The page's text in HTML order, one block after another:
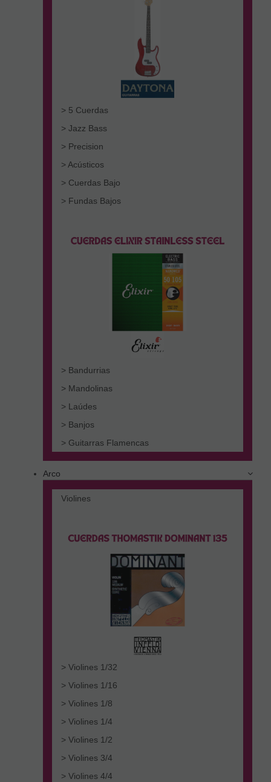
> 5 Cuerdas
> Jazz Bass
> Precision
> Acústicos
> Cuerdas Bajo
> Fundas Bajos
> Bandurrias
> Mandolinas
> Laúdes
> Banjos
> Guitarras Flamencas
Arco
Violines
> Violines 1/32
> Violines 1/16
> Violines 1/8
> Violines 1/4
> Violines 1/2
> Violines 3/4
> Violines 4/4